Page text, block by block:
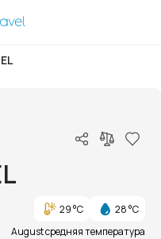
29 °C
28 °C
August средняя температура